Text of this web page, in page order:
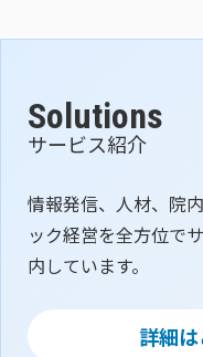
Solutions
サービス紹介
情報発信、人材、院
ック経営を全方位で
内しています。
詳細